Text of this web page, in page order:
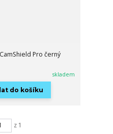
Pro černý
skladem
do košíku
z 1